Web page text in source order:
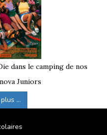
dans le camping de nos
Juniors
...